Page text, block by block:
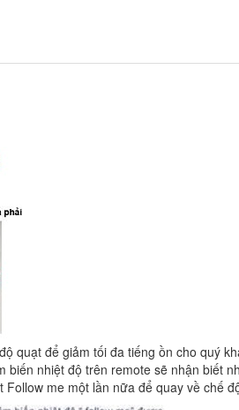
quạt để giảm tối đa tiếng ồn cho quý
nhiệt độ trên remote sẽ nhận biết
me một lần nữa để quay về chế